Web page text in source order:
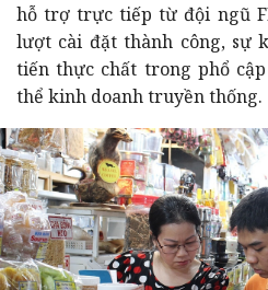
hỗ trợ trực tiếp từ đội ngũ
lượt cài đặt thành công, sự
tiến thực chất trong phổ